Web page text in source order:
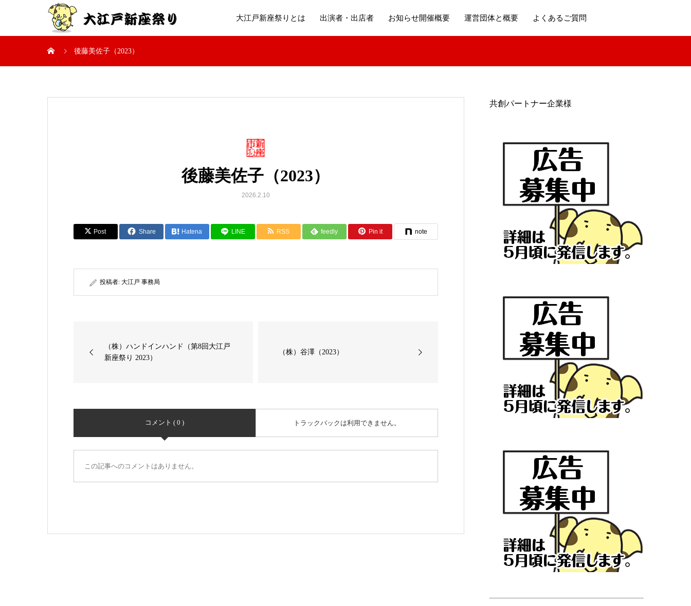
大江戸新座祭りとは 出演者・出店者 お知らせ開催概要 運営団体と概要 よくあるご質問
後藤美佐子（2023）
後藤美佐子（2023）
2026.2.10
Post Share Hatena LINE RSS feedly Pin it note
投稿者: 大江戸 事務局
（株）ハンドインハンド（第8回大江戸
新座祭り 2023）
（株）谷澤（2023）
コメント ( 0 ) トラックバックは利用できません。
この記事へのコメントはありません。
共創パートナー企業様